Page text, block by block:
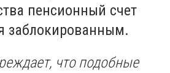
пенсионный счет
заблокированным.
что подобные